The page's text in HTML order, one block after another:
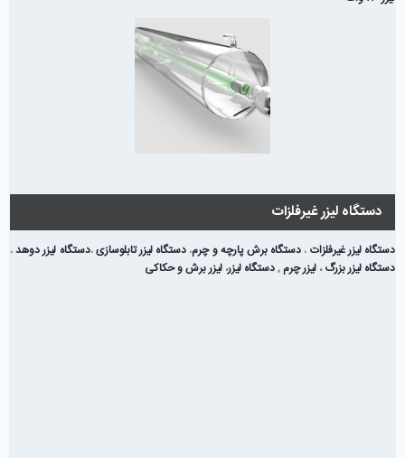
دستگاه لیزر غیرفلزات
دستگاه لیزر غیرفلزات ، دستگاه برش پارچه و چرم، دستگاه لیزر تابلوسازی،دستگاه لیزر دوهد،
دستگاه لیزر بزرگ، لیزر چرم ,دستگاه لیزر، لیزر برش و حکاکی